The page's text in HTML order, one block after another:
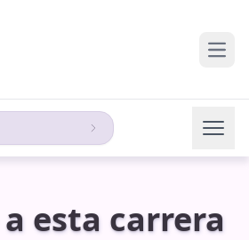
esta carrera